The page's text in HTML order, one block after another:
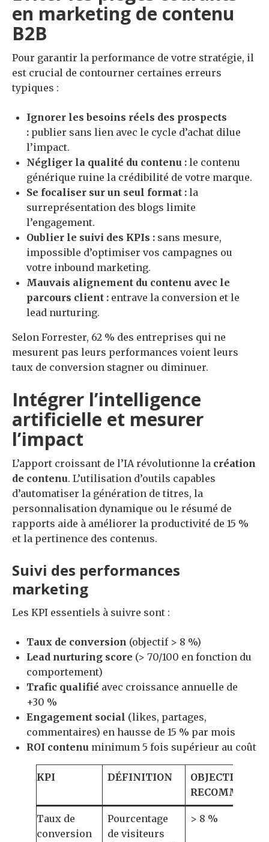
en marketing de contenu
B2B
Pour garantir la performance de votre stratégie, il
est crucial de contourner certaines erreurs
typiques :
Ignorer les besoins réels des prospects
: publier sans lien avec le cycle d’achat dilue
l’impact.
Négliger la qualité du contenu : le contenu
générique ruine la crédibilité de votre marque.
Se focaliser sur un seul format : la
surreprésentation des blogs limite
l’engagement.
Oublier le suivi des KPIs : sans mesure,
impossible d’optimiser vos campagnes ou
votre inbound marketing.
Mauvais alignement du contenu avec le
parcours client : entrave la conversion et le
lead nurturing.
Selon Forrester, 62 % des entreprises qui ne
mesurent pas leurs performances voient leurs
taux de conversion stagner ou diminuer.
Intégrer l’intelligence
artificielle et mesurer
l’impact
L’apport croissant de l’IA révolutionne la création
de contenu. L’utilisation d’outils capables
d’automatiser la génération de titres, la
personnalisation dynamique ou le résumé de
rapports aide à améliorer la productivité de 15 %
et la pertinence des contenus.
Suivi des performances
marketing
Les KPI essentiels à suivre sont :
Taux de conversion (objectif > 8 %)
Lead nurturing score (> 70/100 en fonction du
comportement)
Trafic qualifié avec croissance annuelle de
+30 %
Engagement social (likes, partages,
commentaires) en hausse de 15 % par mois
ROI contenu minimum 5 fois supérieur au coût
KPI DÉFINITION
OBJECTIF
Taux de
conversion
Pourcentage
de visiteurs
> 8 %